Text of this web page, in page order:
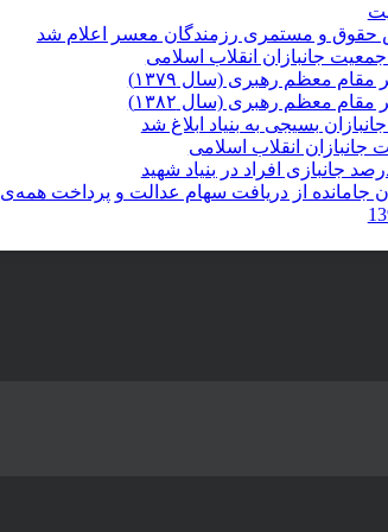
حقوق و مستمری رزمندگان معسر اعلام شد
جانبازان انقلاب اسلامی
معظم رهبری (سال ۱۳۷۹)
معظم رهبری (سال ۱۳۸۲)
جانبازان انقلاب اسلامی
جانبازی افراد در بنیاد شهید
جامانده از دریافت سهام عدالت و پرداخت